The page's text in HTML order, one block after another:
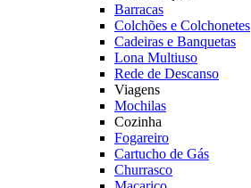
Barracas
Colchões e Colchonetes
Cadeiras e Banquetas
Lona Multiuso
Rede de Descanso
Viagens
Mochilas
Cozinha
Fogareiro
Cartucho de Gás
Churrasco